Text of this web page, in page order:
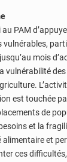
au PAM
vulnérables,
mois
vulnérabilité
est touchée
de
et la
et
ces